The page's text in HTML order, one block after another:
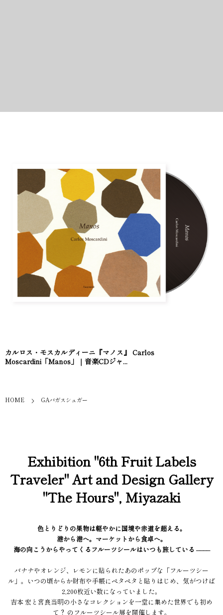
カルロス・モスカルディーニ『マノス』 Carlos
Moscardini「Manos」｜音楽CDジャ...
HOME GAバガスシュガー
Exhibition "6th Fruit Labels
Traveler" Art and Design Gallery
"The Hours", Miyazaki
色とりどりの果物は軽やかに国境や赤道を超える。
港から港へ。マーケットから食卓へ。
海の向こうからやってくるフルーツシールはいつも旅している ––––
バナナやオレンジ、レモンに貼られたあのポップな「フルーツシー
ル」。いつの頃からか財布や手帳にペタペタと貼りはじめ、気がつけば
2,200枚近い数になっていました。
吉本 宏と宮良当明の小さなコレクションを一堂に集めた世界でも初め
て？ のフルーツシール展を開催します。